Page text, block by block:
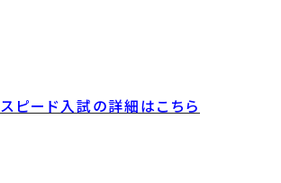
ピード入試の詳細はこちら